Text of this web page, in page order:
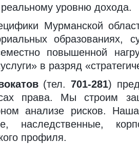
уровню дохода.
Мурманской
образованиях,
повышенной
в разряд
(тел.701-281)
права. Мы строим
анализе рисков.
наследственные,
профиля.